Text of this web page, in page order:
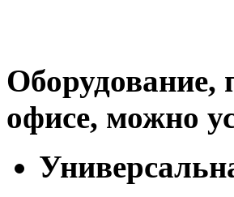
Оборудование,
офисе, можно